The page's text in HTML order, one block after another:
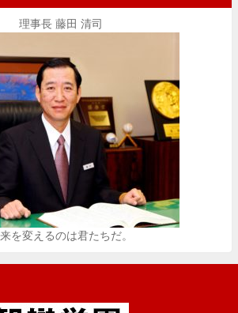
理事長 藤田 清司
を変えるのは君たちだ。